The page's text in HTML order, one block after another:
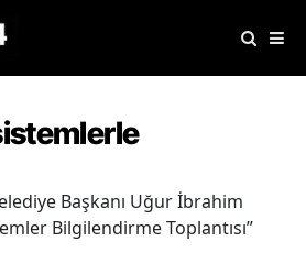
Başkanı Uğur İbrahim
Bilgilendirme Toplantısı”